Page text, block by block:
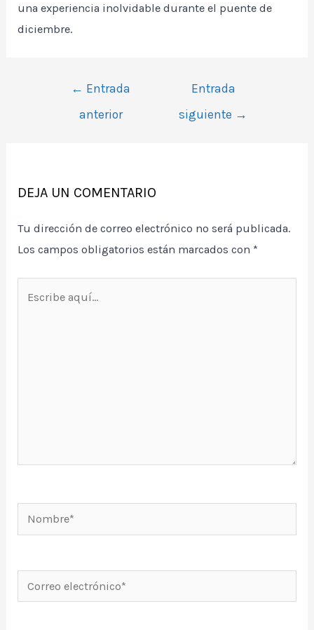
una experiencia inolvidable durante el puente de
diciembre.
Navegación
← Entrada
anterior
Entrada
siguiente →
DEJA UN COMENTARIO
Tu dirección de correo electrónico no será publicada.
Los campos obligatorios están marcados con *
Nombre*
electrónico*